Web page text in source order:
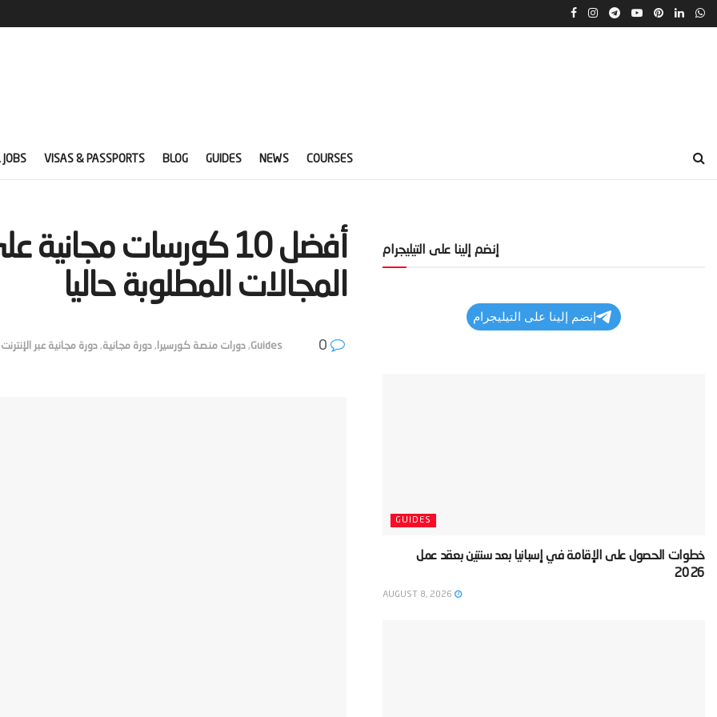
VISAS & PASSPORTS BLOG GUIDES NEWS COURSES
المجالات المطلوبة حاليا‬
Guides
, دورات منصة كورسيرا , دورة مجانية, دورة مجانية عبر الإنترنت
إنضم إلينا على التيليجرام
إنضم إلينا على التيليجرام
GUIDES
‫خطوات الحصول على الإقامة في إسبانيا بعد سنتين بعقد عمل
2026‬